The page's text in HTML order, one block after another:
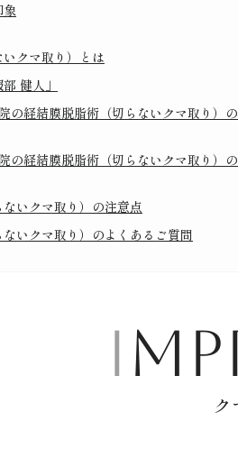
象
クマ取り）とは
健人」
の経結膜脱脂術（切らないクマ取り）
の経結膜脱脂術（切らないクマ取り）
いクマ取り）の注意点
いクマ取り）のよくあるご質問
ク